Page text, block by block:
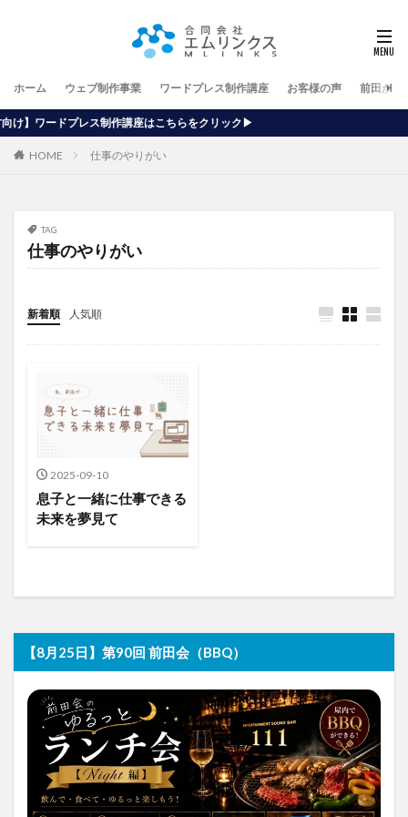
ホーム ウェブ制作事業 ワードプレス制作講座 お客様の声 前田が行
講座はこちらをクリック▶
HOME 仕事のやりがい
TAG
仕事のやりがい
新着順 人気順
2025-09-10
息子と一緒に仕事できる
未来を夢見て
【8月25日】第90回 前田会（BBQ）